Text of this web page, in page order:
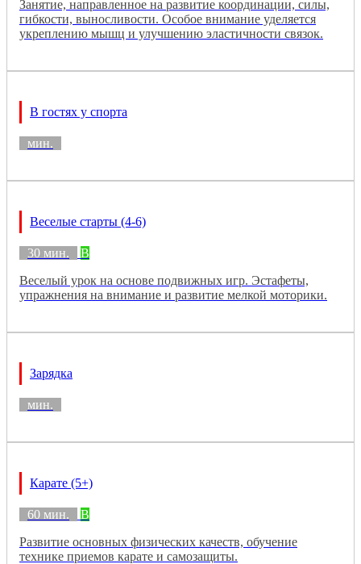
Занятие, направленное на развитие координации, силы,
гибкости, выносливости. Особое внимание уделяется
укреплению мышц и улучшению эластичности связок.
В гостях у спорта
мин.
Веселые старты (4-6)
30 мин.
B
Веселый урок на основе подвижных игр. Эстафеты,
упражнения на внимание и развитие мелкой моторики.
Зарядка
мин.
Карате (5+)
60 мин.
B
Развитие основных физических качеств, обучение
технике приемов карате и самозащиты.